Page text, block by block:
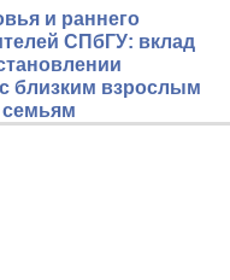
и раннего
СПбГУ: вклад
близким взрослым